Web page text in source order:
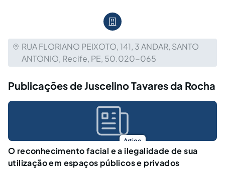
RUA FLORIANO PEIXOTO, 141, 3 ANDAR, SANTO
ANTONIO, Recife, PE, 50.020-065
Publicações de Juscelino Tavares da Rocha
Artigo
O reconhecimento facial e a ilegalidade de sua
utilização em espaços públicos e privados